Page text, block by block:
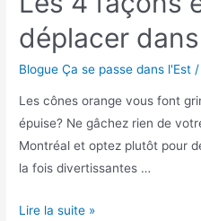
Maisonneuve
déplacer dans
Blogue Ça se passe dans l'Est
Les cônes orange vous font
épuise? Ne gâchez rien de
Montréal et optez plutôt pour
la fois divertissantes …
Les
Lire la suite »